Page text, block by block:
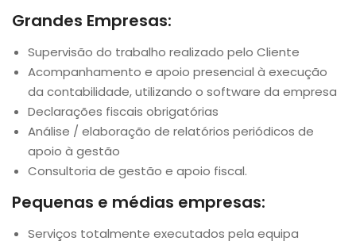
Grandes Empresas:
Supervisão do trabalho realizado pelo Cliente
Acompanhamento e apoio presencial à execução
da contabilidade, utilizando o software da empresa
Declarações fiscais obrigatórias
Análise / elaboração de relatórios periódicos de
apoio à gestão
Consultoria de gestão e apoio fiscal.
Pequenas e médias empresas:
Serviços totalmente executados pela equipa